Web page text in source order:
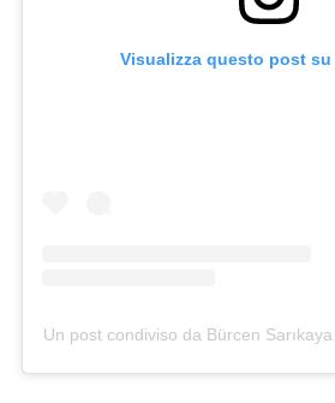
Visualizza questo post su
Un post condiviso da Bürcen